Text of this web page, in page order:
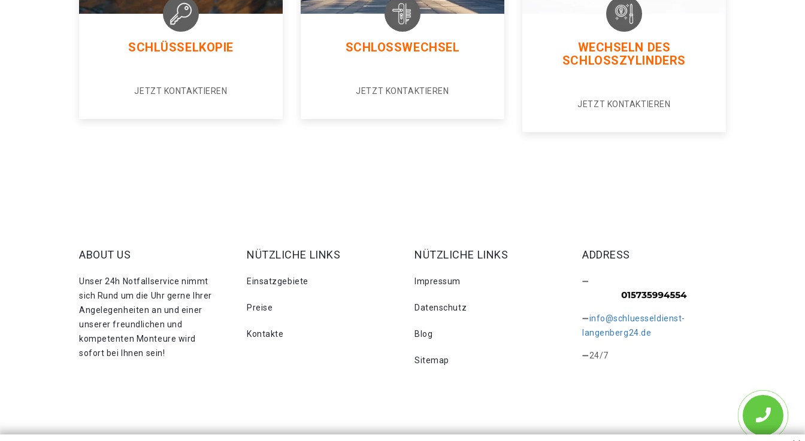
SCHLÜSSELKOPIE
JETZT KONTAKTIEREN
SCHLOSSWECHSEL
JETZT KONTAKTIEREN
WECHSELN DES
SCHLOSSZYLINDERS
JETZT KONTAKTIEREN
ABOUT US
Unser 24h Notfallservice nimmt
sich Rund um die Uhr gerne Ihrer
Angelegenheiten an und einer
unserer freundlichen und
kompetenten Monteure wird
sofort bei Ihnen sein!
NÜTZLICHE LINKS
Einsatzgebiete
Preise
Kontakte
NÜTZLICHE LINKS
Impressum
Datenschutz
Blog
Sitemap
ADDRESS
info@schluesseldienst-
langenberg24.de
24/7